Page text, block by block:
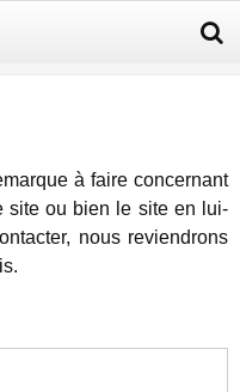
à faire concernant
site ou bien le site en lui-
nous reviendrons